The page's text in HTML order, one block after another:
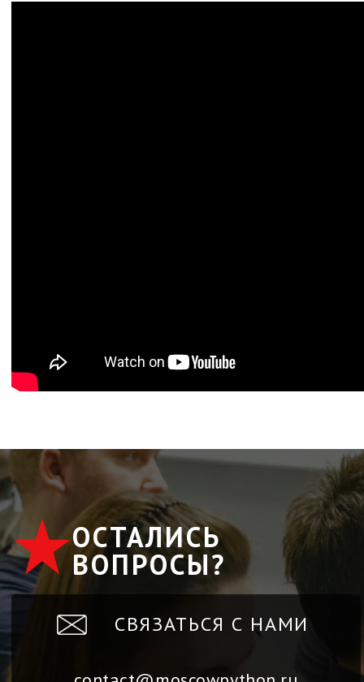
ОСТАЛИСЬ
ВОПРОСЫ?
СВЯЗАТЬСЯ С НАМИ